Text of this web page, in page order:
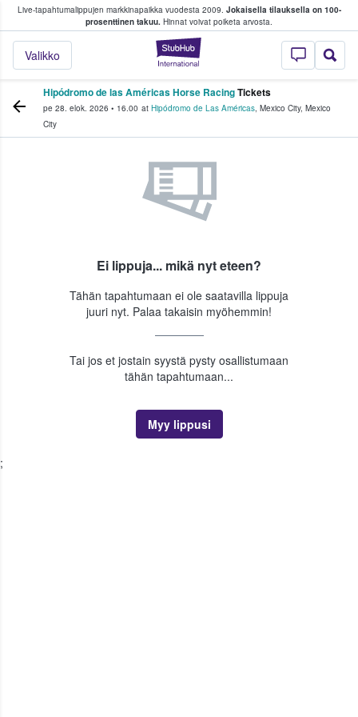
Live-tapahtumalippujen markkinapaikka vuodesta 2009. Jokaisella tilauksella on 100-
prosenttinen takuu. Hinnat voivat poiketa arvosta.
StubHub -
Valikko
fanit ostavat ja myyvät lippuja
Hipódromo de las Américas Horse RacingTickets
pe 28. elok. 2026 • 16.00 at Hipódromo de Las Américas, Mexico City, Mexico
City
Ei lippuja... mikä nyt eteen?
Tähän tapahtumaan ei ole saatavilla lippuja
juuri nyt. Palaa takaisin myöhemmin!
Tai jos et jostain syystä pysty osallistumaan
tähän tapahtumaan...
Myy lippusi
;